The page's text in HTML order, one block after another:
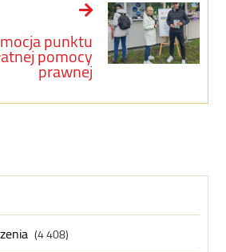
punktu
pomocy
prawnej
(4 408)